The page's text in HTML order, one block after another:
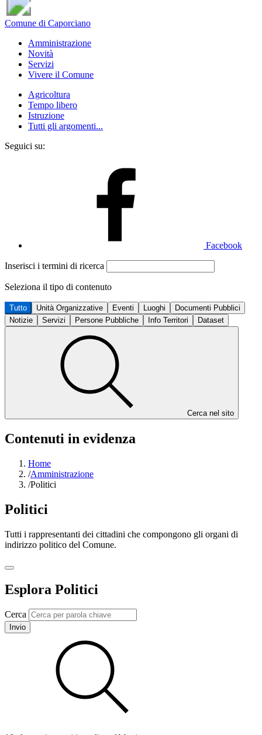
Comune di Caporciano
Amministrazione
Novità
Servizi
Vivere il Comune
Agricoltura
Tempo libero
Istruzione
Tutti gli argomenti...
Seguici su:
Facebook
Inserisci i termini di ricerca
Seleziona il tipo di contenuto
Tutto Unità Organizzative Eventi Luoghi
Documenti Pubblici
Notizie
Servizi Persone Pubbliche Info Territori Dataset
Cerca nel sito
Contenuti in evidenza
Home
/Amministrazione
/Politici
Politici
Tutti i rappresentanti dei cittadini che compongono gli organi di
indirizzo politico del Comune.
Esplora Politici
Cerca
Invio